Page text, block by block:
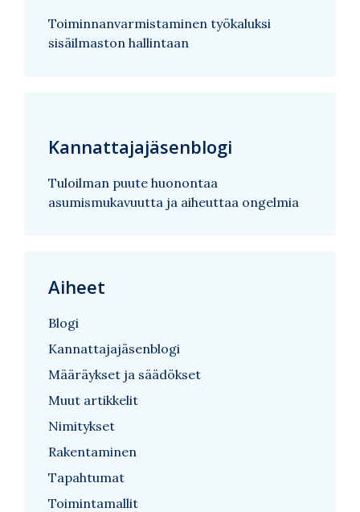
Toiminnanvarmistaminen työkaluksi
sisäilmaston hallintaan
Kannattajajäsenblogi
Tuloilman puute huonontaa
asumismukavuutta ja aiheuttaa ongelmia
Aiheet
Blogi
Kannattajajäsenblogi
Määräykset ja säädökset
Muut artikkelit
Nimitykset
Rakentaminen
Tapahtumat
Toimintamallit